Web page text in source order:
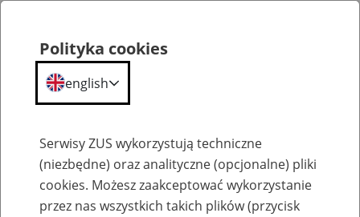
Szkolenia
Polityka cookies
english
Serwisy ZUS wykorzystują techniczne
(niezbędne) oraz analityczne (opcjonalne) pliki
cookies. Możesz zaakceptować wykorzystanie
przez nas wszystkich takich plików (przycisk